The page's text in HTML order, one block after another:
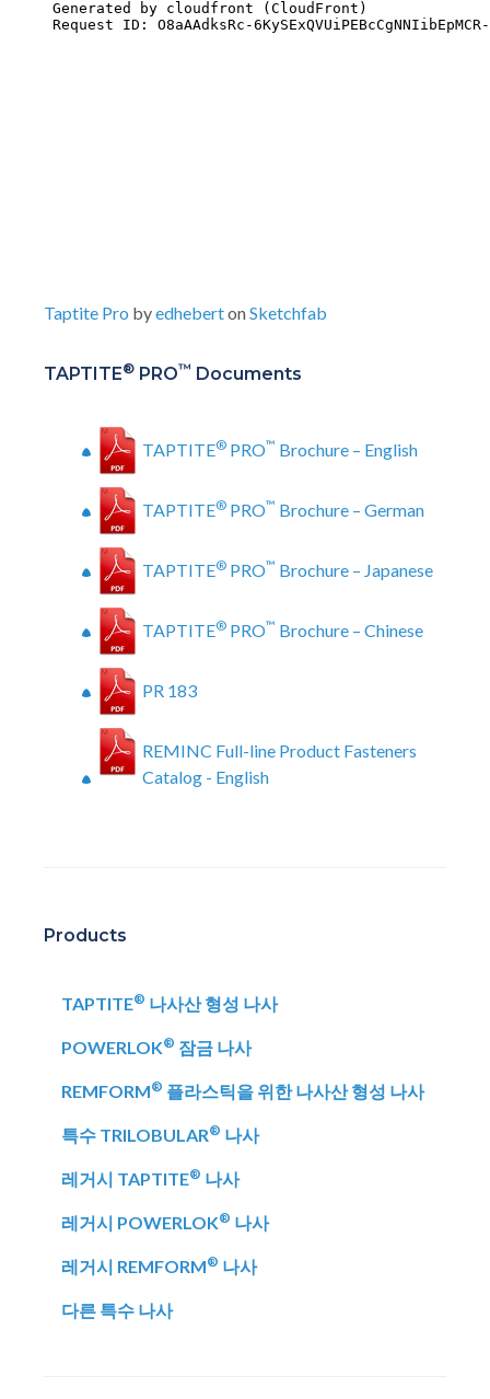
Taptite Pro byedhebertonSketchfab
TAPTITE® PRO™ Documents
TAPTITE® PRO™ Brochure – English
TAPTITE® PRO™ Brochure – German
TAPTITE® PRO™ Brochure – Japanese
TAPTITE® PRO™ Brochure – Chinese
PR 183
REMINC Full-line Product Fasteners
Catalog - English
Products
TAPTITE® 나사산 형성 나사
POWERLOK® 잠금 나사
REMFORM® 플라스틱을 위한 나사산 형성 나사
특수 TRILOBULAR® 나사
레거시 TAPTITE® 나사
레거시 POWERLOK® 나사
레거시 REMFORM® 나사
다른 특수 나사